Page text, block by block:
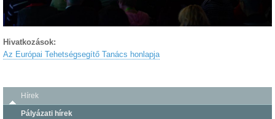
Hivatkozások:
Az Európai Tehetségsegítő Tanács honlapja
Hírek
Pályázati hírek